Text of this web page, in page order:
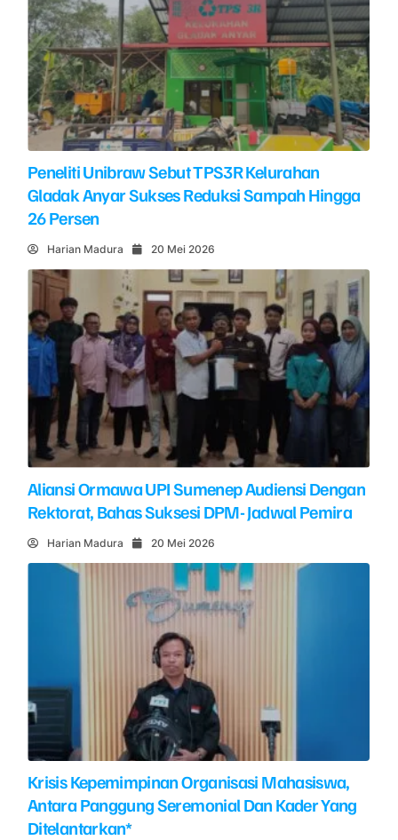
Peneliti Unibraw Sebut TPS3R Kelurahan
Gladak Anyar Sukses Reduksi Sampah Hingga
26 Persen
Harian Madura 20 Mei 2026
Aliansi Ormawa UPI Sumenep Audiensi Dengan
Rektorat, Bahas Suksesi DPM- Jadwal Pemira
Harian Madura 20 Mei 2026
Krisis Kepemimpinan Organisasi Mahasiswa,
Antara Panggung Seremonial Dan Kader Yang
Ditelantarkan*